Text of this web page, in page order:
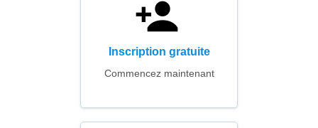
Inscription gratuite
Commencez maintenant